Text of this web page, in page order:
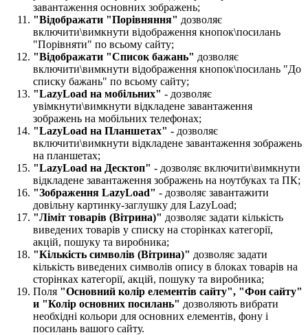
завантаження основних зображень;
"Відображати "Порівняння​" дозволяє
включити\вимкнути відображення кнопок\посилань
"Порівняти" по всьому сайту;
"Відображати "Список бажань​" дозволяє
включити\вимкнути відображення кнопок\посилань "До
списку бажань" по всьому сайту;
"LazyLoad на мобільних" - дозволяє
увімкнути\вимкнути відкладене завантаження
зображень на мобільних телефонах;
"LazyLoad на Планшетах" - дозволяє
включити\вимкнути відкладене завантаження зображень
на планшетах;
"LazyLoad на Десктоп" - дозволяє включити\вимкнути
відкладене завантаження зображень на ноутбуках та ПК;
"Зображення LazyLoad​" - дозволяє завантажити
довільну картинку-заглушку для LazyLoad;
"Ліміт товарів (Вітрина)" дозволяє задати кількість
виведених товарів у списку на сторінках категорії,
акцій, пошуку та виробника;
"Кількість символів (Вітрина)" дозволяє задати
кількість виведених символів опису в блоках товарів на
сторінках категорії, акцій, пошуку та виробника;
Поля "Основний колір елементів сайту", "Фон сайту"
и "Колір основних посилань" дозволяють вибрати
необхідні кольори для основних елементів, фону і
посилань вашого сайту.